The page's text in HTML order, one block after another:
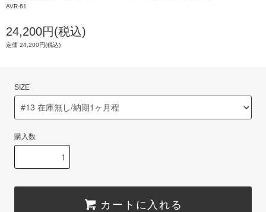
AVR-61
24,200円(税込)
定価 24,200円(税込)
SIZE
購入数
カートに入れる